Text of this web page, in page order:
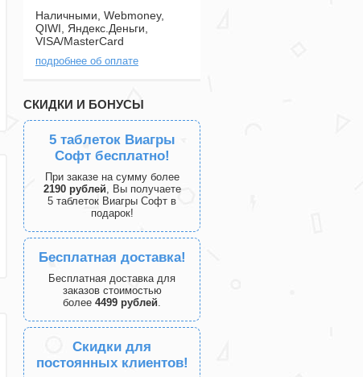
Наличными, Webmoney,
QIWI, Яндекс.Деньги,
VISA/MasterCard
подробнее об оплате
СКИДКИ И БОНУСЫ
5 таблеток Виагры
Софт бесплатно!
При заказе на сумму более
2190 рублей, Вы получаете
5 таблеток Виагры Софт в
подарок!
Бесплатная доставка!
Бесплатная доставка для
заказов стоимостью
более 4499 рублей.
Скидки для
постоянных клиентов!